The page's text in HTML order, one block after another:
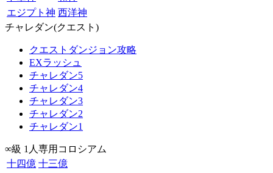
エジプト神 西洋神
チャレダン(クエスト)
クエストダンジョン攻略
EXラッシュ
チャレダン5
チャレダン4
チャレダン3
チャレダン2
チャレダン1
∞級 1人専用コロシアム
十四億 十三億